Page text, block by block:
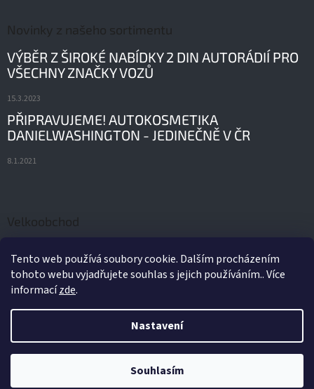
Tento web používá soubory cookie. Dalším procházením
tohoto webu vyjadřujete souhlas s jejich používáním.. Více
informacízde.
Nastavení
Souhlasím
Novinky z našeho sortimentu
VÝBĚR Z ŠIROKÉ NABÍDKY 2 DIN AUTORÁDIÍ PRO
VŠECHNY ZNAČKY VOZŮ
15.3.2023
PŘIPRAVUJEME! AUTOKOSMETIKA
DANIELWASHINGTON - JEDINEČNĚ V ČR
8.1.2021
Velkoobchod
21.2.2022
Vytvořil Shoptet
Only4Cars. Všechna práva vyhrazena.